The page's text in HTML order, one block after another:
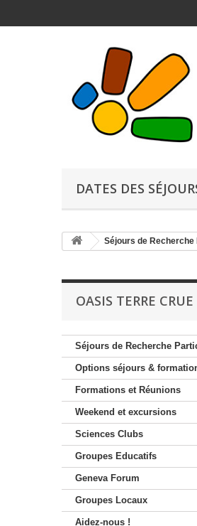
DATES DES
Séjours de
OASIS TERRE CRUE
Séjours de Recherche
Options séjours &
Formations et Réunions
Weekend et excursions
Sciences Clubs
Groupes Educatifs
Geneva Forum
Groupes Locaux
Aidez-nous !